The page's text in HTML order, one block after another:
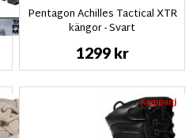
Pentagon Achilles Tactical XTR
kängor - Svart
1299 kr
Kampanj